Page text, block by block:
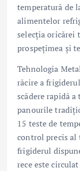
temperatură de
alimentelor
selecția oricărei
prospețimea și
Tehnologia
răcire a
scădere rapidă
panourile
15 teste de
control precis
frigiderul
rece este